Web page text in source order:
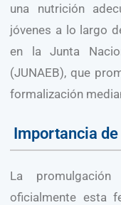
una nutrición
jóvenes a lo largo
en la Junta
(JUNAEB), que
formalización
Importancia
La
oficialmente esta